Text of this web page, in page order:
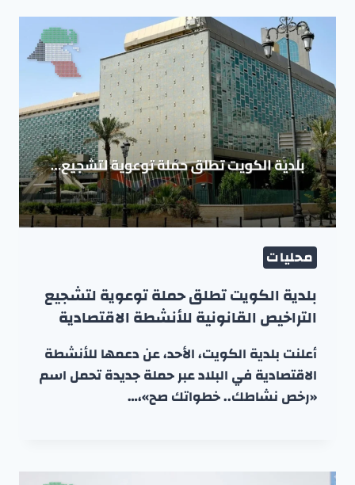
محليات
بلدية الكويت تطلق حملة توعوية لتشجيع
التراخيص القانونية للأنشطة الاقتصادية
أعلنت بلدية الكويت، الأحد، عن دعمها للأنشطة
الاقتصادية في البلاد عبر حملة جديدة تحمل اسم
«رخص نشاطك.. خطواتك صح»،…